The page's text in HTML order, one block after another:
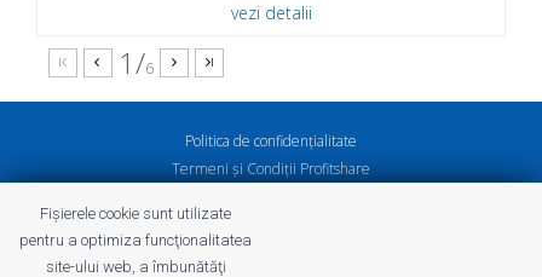
vezi detalii
1/6
Politica de confidenţialitate
Termeni și Condiții Profitshare
Politica de confidenţialitate
Cariere
Fișierele cookie sunt utilizate
pentru a optimiza funcţionalitatea
site-ului web, a îmbunătăţi